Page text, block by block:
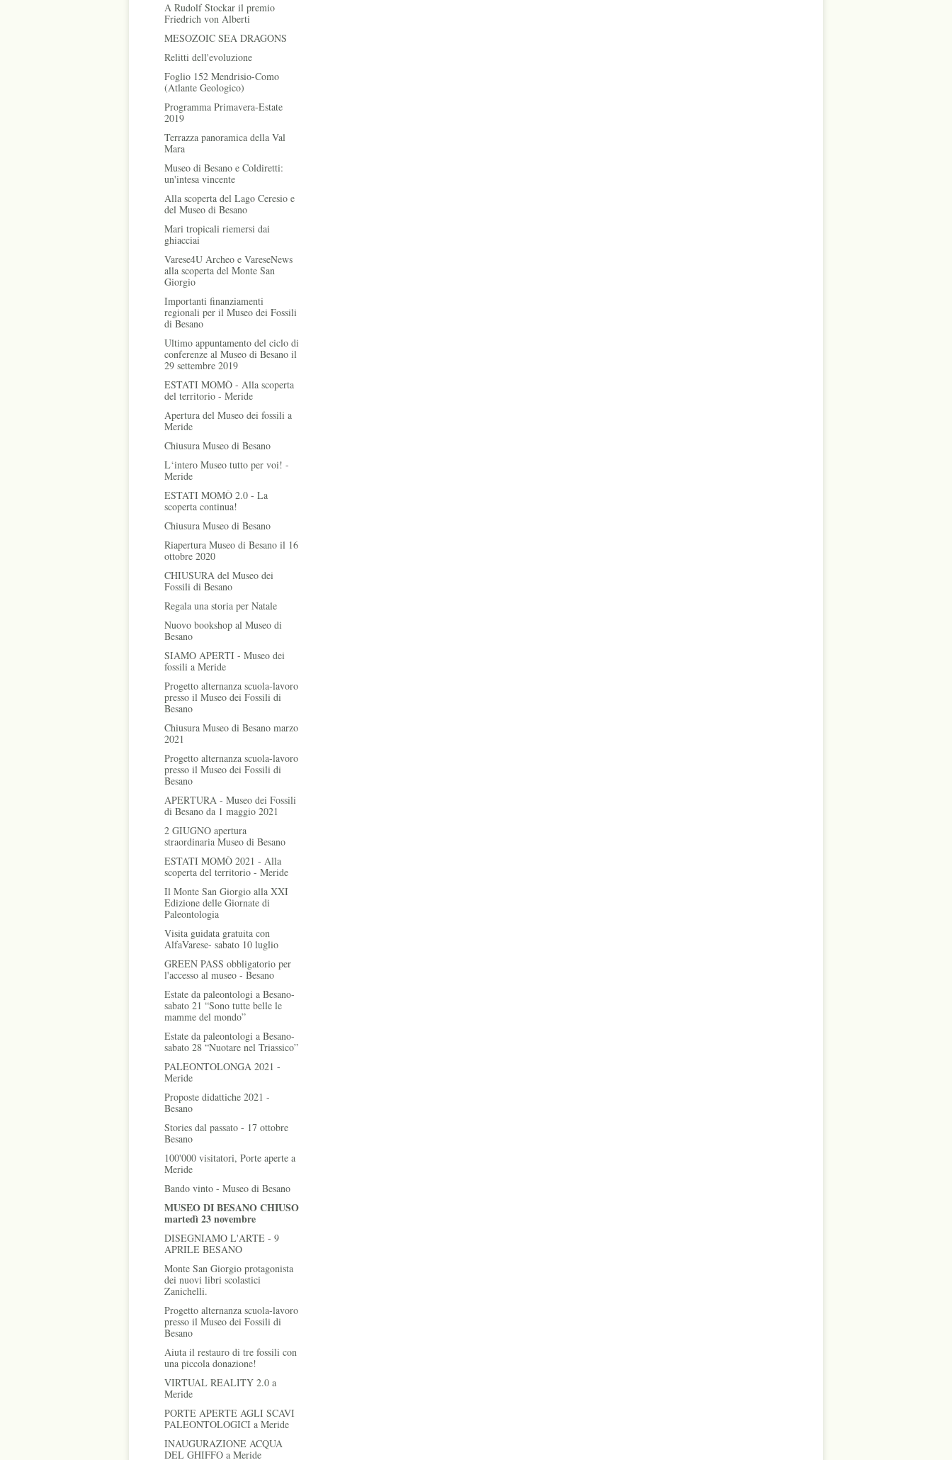
A Rudolf Stockar il premio
Friedrich von Alberti
MESOZOIC SEA DRAGONS
Relitti dell'evoluzione
Foglio 152 Mendrisio-Como
(Atlante Geologico)
Programma Primavera-Estate
2019
Terrazza panoramica della Val
Mara
Museo di Besano e Coldiretti:
un'intesa vincente
Alla scoperta del Lago Ceresio e
del Museo di Besano
Mari tropicali riemersi dai
ghiacciai
Varese4U Archeo e VareseNews
alla scoperta del Monte San
Giorgio
Importanti finanziamenti
regionali per il Museo dei Fossili
di Besano
Ultimo appuntamento del ciclo di
conferenze al Museo di Besano il
29 settembre 2019
ESTATI MOMÒ - Alla scoperta
del territorio - Meride
Apertura del Museo dei fossili a
Meride
Chiusura Museo di Besano
L‘intero Museo tutto per voi! -
Meride
ESTATI MOMÒ 2.0 - La
scoperta continua!
Chiusura Museo di Besano
Riapertura Museo di Besano il 16
ottobre 2020
CHIUSURA del Museo dei
Fossili di Besano
Regala una storia per Natale
Nuovo bookshop al Museo di
Besano
SIAMO APERTI - Museo dei
fossili a Meride
Progetto alternanza scuola-lavoro
presso il Museo dei Fossili di
Besano
Chiusura Museo di Besano marzo
2021
Progetto alternanza scuola-lavoro
presso il Museo dei Fossili di
Besano
APERTURA - Museo dei Fossili
di Besano da 1 maggio 2021
2 GIUGNO apertura
straordinaria Museo di Besano
ESTATI MOMÒ 2021 - Alla
scoperta del territorio - Meride
Il Monte San Giorgio alla XXI
Edizione delle Giornate di
Paleontologia
Visita guidata gratuita con
AlfaVarese- sabato 10 luglio
GREEN PASS obbligatorio per
l'accesso al museo - Besano
Estate da paleontologi a Besano-
sabato 21 “Sono tutte belle le
mamme del mondo”
Estate da paleontologi a Besano-
sabato 28 “Nuotare nel Triassico”
PALEONTOLONGA 2021 -
Meride
Proposte didattiche 2021 -
Besano
Stories dal passato - 17 ottobre
Besano
100'000 visitatori, Porte aperte a
Meride
Bando vinto - Museo di Besano
MUSEO DI BESANO CHIUSO
martedì 23 novembre
DISEGNIAMO L'ARTE - 9
APRILE BESANO
Monte San Giorgio protagonista
dei nuovi libri scolastici
Zanichelli.
Progetto alternanza scuola-lavoro
presso il Museo dei Fossili di
Besano
Aiuta il restauro di tre fossili con
una piccola donazione!
VIRTUAL REALITY 2.0 a
Meride
PORTE APERTE AGLI SCAVI
PALEONTOLOGICI a Meride
INAUGURAZIONE ACQUA
DEL GHIFFO a Meride